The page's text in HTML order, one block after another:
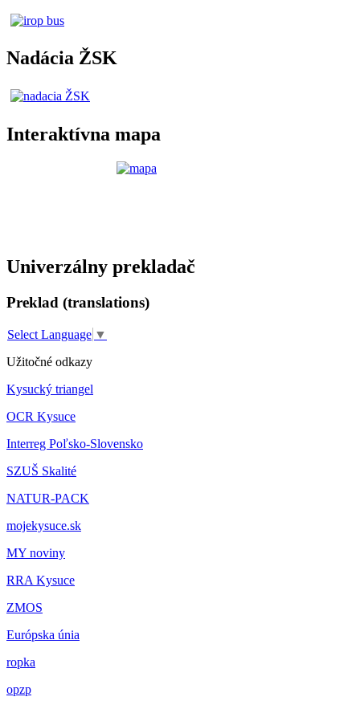
Nadácia ŽSK
Interaktívna mapa
Univerzálny prekladač
Preklad (translations)
Select Language ▼
Užitočné odkazy
Kysucký triangel
OCR Kysuce
Interreg Poľsko-Slovensko
SZUŠ Skalité
NATUR-PACK
mojekysuce.sk
MY noviny
RRA Kysuce
ZMOS
Európska únia
ropka
opzp